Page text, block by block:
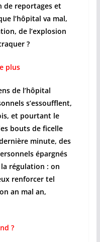
de reportages et
l’hôpital va mal,
de l’explosion
?
plus
de l’hôpital
s’essoufflent,
et pourtant le
bouts de ficelle
minute, des
épargnés
régulation : on
renforcer tel
an mal an,
?